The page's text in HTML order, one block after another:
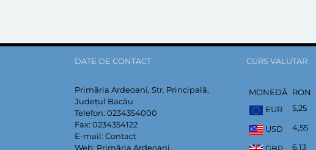
DATE DE CONTACT
Primăria Ardeoani, Str. Principală,
Județul Bacău
Telefon: 0234354000
Fax: 0234354122
E-mail: Contact
Web: Primăria Ardeoani
CURS VALUTAR
MONEDĂ RON
EUR
5,25
USD 4,55
6,13